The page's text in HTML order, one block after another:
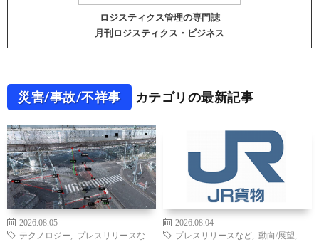
ロジスティクス管理の専門誌
月刊ロジスティクス・ビジネス
災害/事故/不祥事 カテゴリの最新記事
2026.08.05
テクノロジー
プレスリリースな
2026.08.04
プレスリリースなど
動向/展望